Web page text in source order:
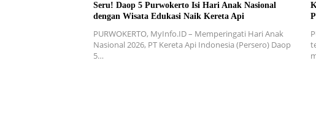
Seru! Daop 5 Purwokerto Isi Hari Anak Nasional
dengan Wisata Edukasi Naik Kereta Api
PURWOKERTO, MyInfo.ID – Memperingati Hari Anak
Nasional 2026, PT Kereta Api Indonesia (Persero) Daop
5…